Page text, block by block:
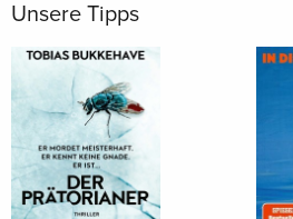
Unsere Tipps